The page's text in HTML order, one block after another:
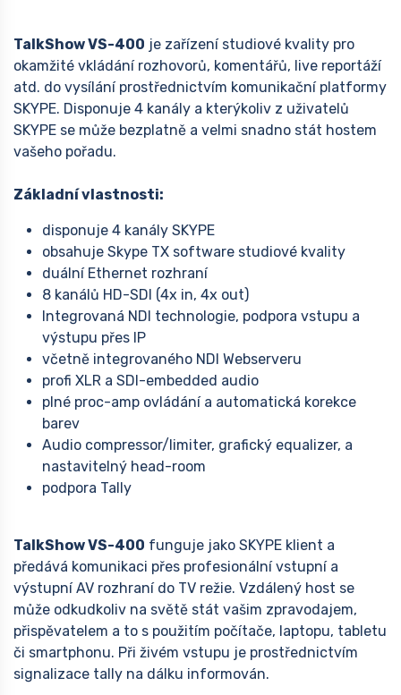
TalkShow VS-400 je zařízení studiové kvality pro
okamžité vkládání rozhovorů, komentářů, live reportáží
atd. do vysílání prostřednictvím komunikační platformy
SKYPE. Disponuje 4 kanály a kterýkoliv z uživatelů
SKYPE se může bezplatně a velmi snadno stát hostem
vašeho pořadu.
Základní vlastnosti:
disponuje 4 kanály SKYPE
obsahuje Skype TX software studiové kvality
duální Ethernet rozhraní
8 kanálů HD-SDI (4x in, 4x out)
Integrovaná NDI technologie, podpora vstupu a
výstupu přes IP
včetně integrovaného NDI Webserveru
profi XLR a SDI-embedded audio
plné proc-amp ovládání a automatická korekce
barev
Audio compressor/limiter, grafický equalizer, a
nastavitelný head-room
podpora Tally
TalkShow VS-400 funguje jako SKYPE klient a
předává komunikaci přes profesionální vstupní a
výstupní AV rozhraní do TV režie. Vzdálený host se
může odkudkoliv na světě stát vašim zpravodajem,
přispěvatelem a to s použitím počítače, laptopu, tabletu
či smartphonu. Při živém vstupu je prostřednictvím
signalizace tally na dálku informován.